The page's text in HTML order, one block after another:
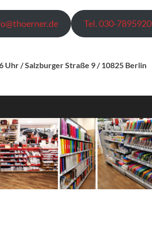
und private Verbraucher
Tel. 030-7895920
Uhr / Salzburger Straße 9 / 10825 Berlin